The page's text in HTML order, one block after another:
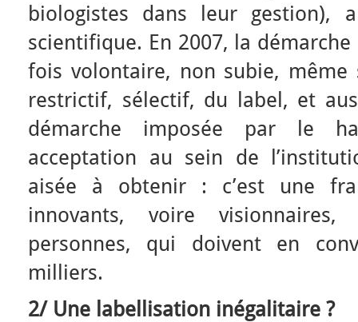
biologistes dans leur gestion),
scientifique. En 2007, la
fois volontaire, non subie, même
restrictif, sélectif, du label, et
démarche imposée par le
acceptation au sein de
aisée à obtenir : c’est une
innovants, voire
personnes, qui doivent en
milliers.
2/ Une labellisation inégalitaire ?